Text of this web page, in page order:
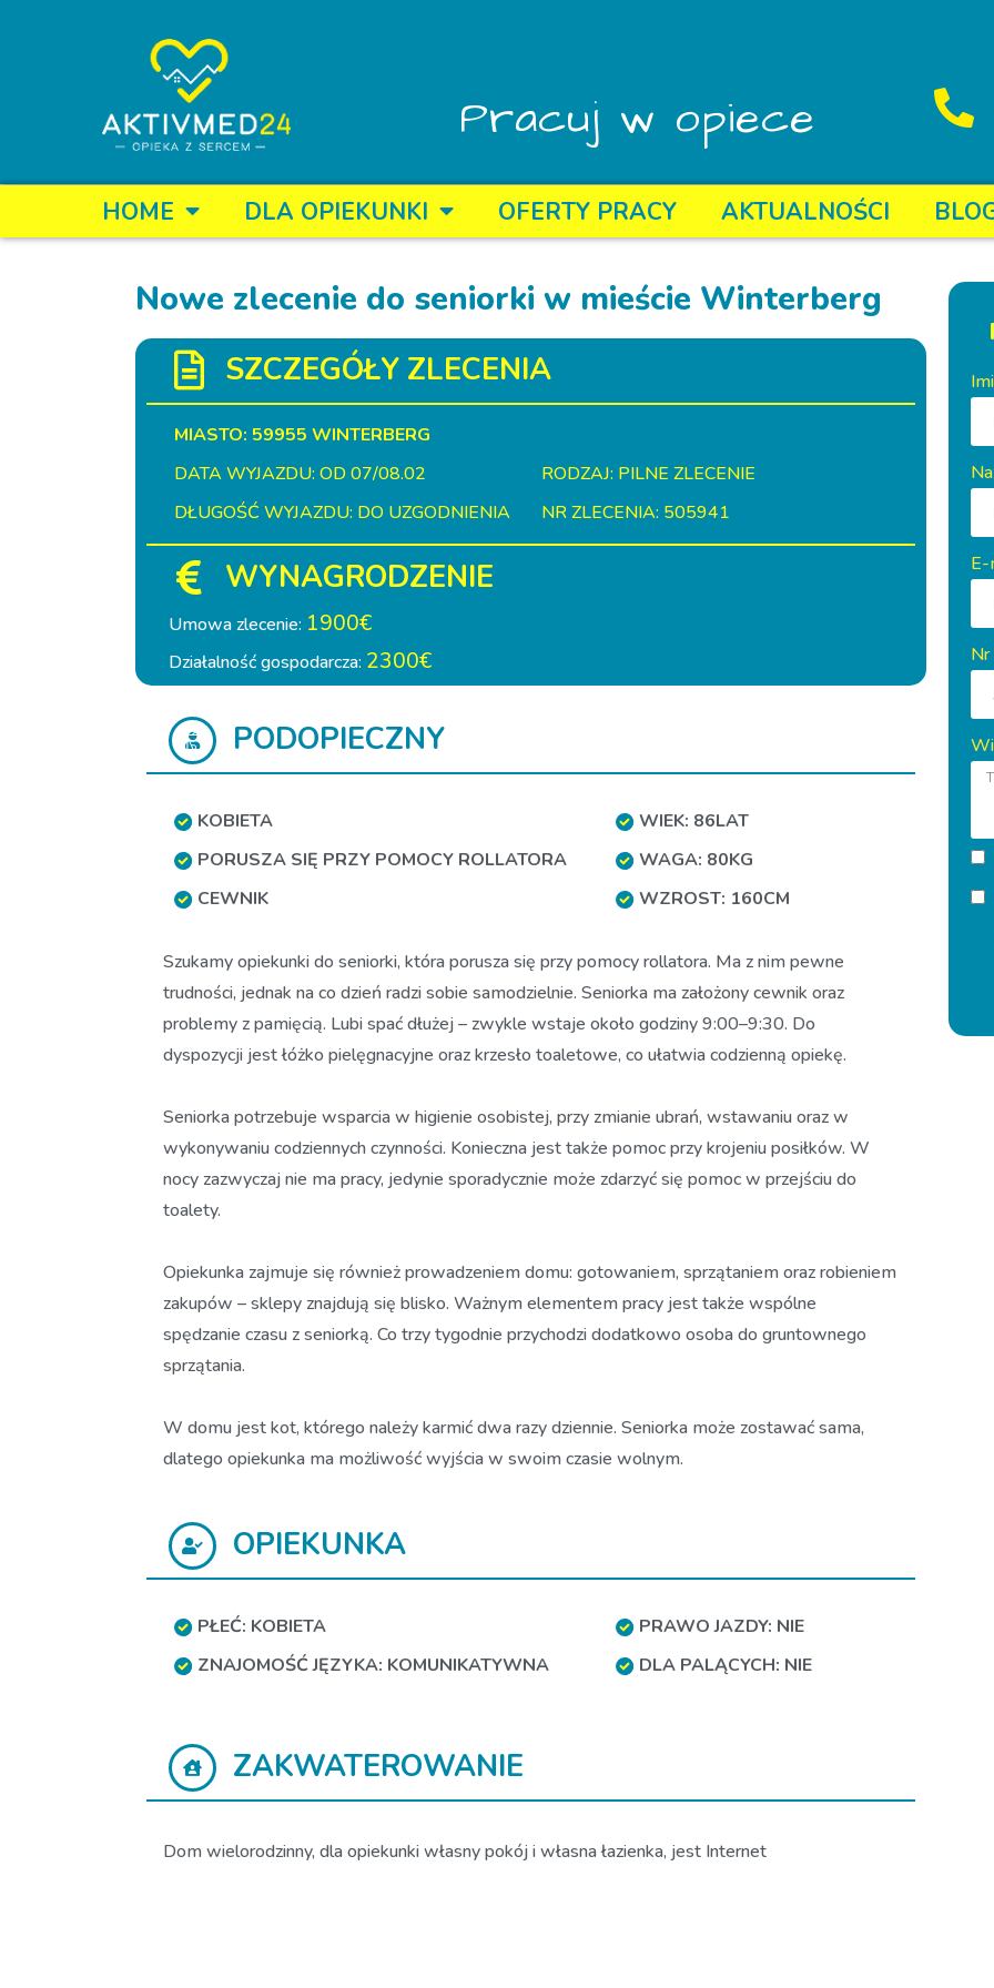
Pracuj w opiece
HOME DLA OPIEKUNKI OFERTY PRACY AKTUALNOŚCI
Nowe zlecenie do seniorki w mieście Winterberg
SZCZEGÓŁY ZLECENIA
MIASTO: 59955 WINTERBERG
DATA WYJAZDU: OD 07/08.02
RODZAJ: PILNE ZLECENIE
DŁUGOŚĆ WYJAZDU: DO UZGODNIENIA
NR ZLECENIA: 505941
WYNAGRODZENIE
Umowa zlecenie: 1900€
Działalność gospodarcza: 2300€
PODOPIECZNY
KOBIETA
PORUSZA SIĘ PRZY POMOCY ROLLATORA
CEWNIK
WIEK: 86LAT
WAGA: 80KG
WZROST: 160CM
Szukamy opiekunki do seniorki, która porusza się przy pomocy rollatora. Ma z nim pewne
trudności, jednak na co dzień radzi sobie samodzielnie. Seniorka ma założony cewnik oraz
problemy z pamięcią. Lubi spać dłużej – zwykle wstaje około godziny 9:00–9:30. Do
dyspozycji jest łóżko pielęgnacyjne oraz krzesło toaletowe, co ułatwia codzienną opiekę.
Seniorka potrzebuje wsparcia w higienie osobistej, przy zmianie ubrań, wstawaniu oraz w
wykonywaniu codziennych czynności. Konieczna jest także pomoc przy krojeniu posiłków. W
nocy zazwyczaj nie ma pracy, jedynie sporadycznie może zdarzyć się pomoc w przejściu do
toalety.
Opiekunka zajmuje się również prowadzeniem domu: gotowaniem, sprzątaniem oraz robieniem
zakupów – sklepy znajdują się blisko. Ważnym elementem pracy jest także wspólne
spędzanie czasu z seniorką. Co trzy tygodnie przychodzi dodatkowo osoba do gruntownego
sprzątania.
W domu jest kot, którego należy karmić dwa razy dziennie. Seniorka może zostawać sama,
dlatego opiekunka ma możliwość wyjścia w swoim czasie wolnym.
OPIEKUNKA
PŁEĆ: KOBIETA
ZNAJOMOŚĆ JĘZYKA: KOMUNIKATYWNA
PRAWO JAZDY: NIE
DLA PALĄCYCH: NIE
ZAKWATEROWANIE
Dom wielorodzinny, dla opiekunki własny pokój i własna łazienka, jest Internet